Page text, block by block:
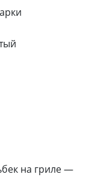
на гриле —